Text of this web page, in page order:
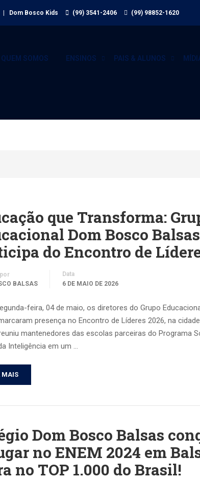
| Dom Bosco Kids (99) 3541-2406 (99) 98852-1620
QUEM SOMOS ENSINOS PAIS & ALUNOS
que Transforma:
Dom Bosco Balsas
do Encontro de
BALSAS
Data
6 DE MAIO DE 2026
feira, 04 de maio, os diretores do Grupo
presença no Encontro de Líderes 2026, na
mantenedores das escolas parceiras do Programa
Inteligência em um …
MAIS
Dom Bosco Balsas
no ENEM 2024 em
no TOP 1.000 do Brasil!